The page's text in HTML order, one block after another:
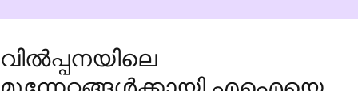
വിൽപ്പനയിലെ